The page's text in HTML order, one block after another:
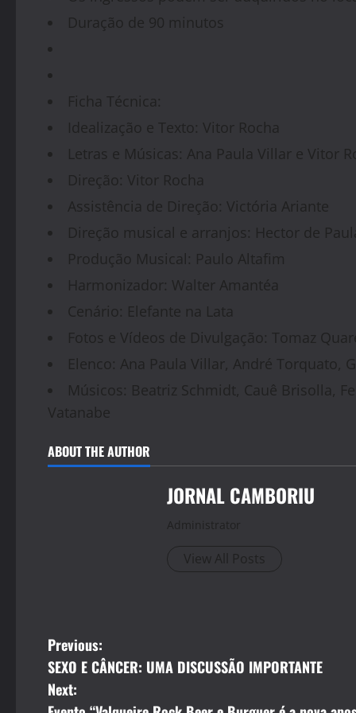
Duração de 90 minutos
Ficha Técnica:
Idealização e Texto: Vitor Rocha
Letras e Músicas: Ana Paula Villar e Vitor
Direção: Vitor Rocha
Assistência de Direção: Victória Ariante
Direção musical e arranjos: Hector de
Produção Musical: Paulo Altafim
Harmonizador: Walter Amantéa
Cenário: Elefante na Lata
Fotos e Vídeos de Divulgação: Tomaz
Elenco: Ana Paula Villar, André Torquato,
Músicos: Beatriz Schmidt, Cauê Brisolla,
Vatanabe
ABOUT THE AUTHOR
JORNAL CAMBORIU
Administrator
View All Posts
P
o
Previous:
SEXO E CÂNCER: UMA DISCUSSÃO IMPORTANTE
Next: